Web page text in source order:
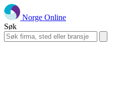
Norge Online
Søk